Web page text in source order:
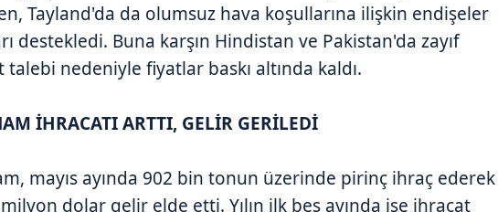
Tayland'da da olumsuz hava koşullarına ilişkin endişeler
destekledi. Buna karşın Hindistan ve Pakistan'da zayıf
talebi nedeniyle fiyatlar baskı altında kaldı.
İHRACATI ARTTI, GELİR GERİLEDİ
mayıs ayında 902 bin tonun üzerinde pirinç ihraç ederek
dolar gelir elde etti. Yılın ilk beş ayında ise ihracat